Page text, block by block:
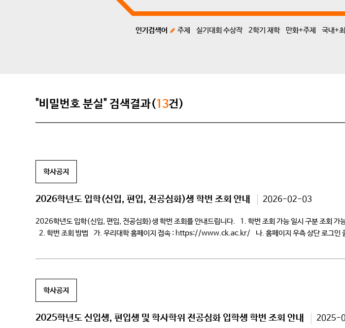
인기검색어 주제 실기대회 수상작 2학기 재학 만화+주제 국내+
"비밀번호 분실" 검색결과(13건)
학사공지
2026학년도 입학(신입, 편입, 전공심화)생 학번 조회 안내 2026-02-03
2026학년도 입학(신입, 편입, 전공심화)생 학번 조회를 안내드립니다. 1. 학번 조회 가능 일시 구분 조
2. 학번 조회 방법 가. 우리대학 홈페이지 접속 : https://www.ck.ac.kr/ 나. 홈페이지 우측 상단 로그인
학사공지
2025학년도 신입생, 편입생 및 학사학위 전공심화 입학생 학번 조회 안내 2025-